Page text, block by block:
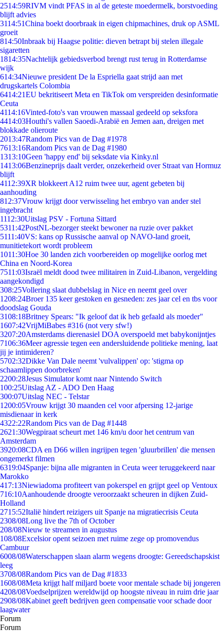
2514:59RIVM vindt PFAS in al de geteste moedermelk, borstvoeding
blijft advies
3114:51China boekt doorbraak in eigen chipmachines, druk op ASML
groeit
814:50Inbraak bij Haagse politie: dieven betrapt bij stelen illegale
sigaretten
1814:35Nachtelijk gebiedsverbod brengt rust terug in Rotterdamse
wijk
614:34Nieuwe president De la Espriella gaat strijd aan met
drugskartels Colombia
6414:21EU bekritiseert Meta en TikTok om verspreiden desinformatie
Ceuta
4114:16Vinted-foto's van vrouwen massaal gedeeld op seksfora
4414:03Houthi's vallen Saoedi-Arabië en Jemen aan, dreigen met
blokkade olieroute
2013:47Random Pics van de Dag #1978
7613:16Random Pics van de Dag #1980
1313:10Geen 'happy end' bij seksdate via Kinky.nl
1413:06Benzineprijs daalt verder, onzekerheid over Straat van Hormuz
blijft
4112:39XR blokkeert A12 ruim twee uur, agent gebeten bij
aanhouding
812:37Vrouw krijgt door verwisseling het embryo van ander stel
ingebracht
1112:30Uitslag PSV - Fortuna Sittard
5311:42PostNL-bezorger steekt bewoner na ruzie over pakket
5111:40VS: kans op Russische aanval op NAVO-land groeit,
munitietekort wordt probleem
1011:30Hoe 30 landen zich voorbereiden op mogelijke oorlog met
China en Noord-Korea
7511:03Israël meldt dood twee militairen in Zuid-Libanon, vergelding
aangekondigd
308:25Vollering slaat dubbelslag in Nice en neemt geel over
1208:24Broer 135 keer gestoken en gesneden: zes jaar cel en tbs voor
doodslag Gouda
3108:18Britney Spears: "Ik geloof dat ik heb gefaald als moeder"
1607:42VrijMiBabes #316 (not very sfw!)
3207:20Amsterdams dierenasiel DOA overspoeld met babykonijntjes
7106:36Meer agressie tegen een andersluidende politieke mening, laat
jij je intimideren?
5702:32Dikke Van Dale neemt 'vulvalippen' op: 'stigma op
schaamlippen doorbreken'
2200:28Jesus Simulator komt naar Nintendo Switch
100:25Uitslag AZ - ADO Den Haag
300:07Uitslag NEC - Telstar
1200:05Vrouw krijgt 30 maanden cel voor afpersing 12-jarige
misdienaar in kerk
4322:22Random Pics van de Dag #1448
2621:30Wegpiraat scheurt met 146 km/u door het centrum van
Amsterdam
3920:08CDA en D66 willen ingrijpen tegen 'gluurbrillen' die mensen
ongemerkt filmen
6319:04Spanje: bijna alle migranten in Ceuta weer teruggekeerd naar
Marokko
417:13Niewiadoma profiteert van pokerspel en grijpt geel op Ventoux
716:10Aanhoudende droogte veroorzaakt scheuren in dijken Zuid-
Holland
2715:52Italië hindert reizigers uit Spanje na migratiecrisis Ceuta
2308/08Long live the 7th of October
208/08Nieuw te streamen in augustus
108/08Excelsior opent seizoen met ruime zege op promovendus
Cambuur
6008/08Waterschappen slaan alarm wegens droogte: Gereedschapskist
leeg
3708/08Random Pics van de Dag #1833
1608/08Meta krijgt half miljard boete voor mentale schade bij jongeren
4208/08Voedselprijzen wereldwijd op hoogste niveau in ruim drie jaar
2908/08Kabinet geeft bedrijven geen compensatie voor schade door
laagwater
Forum
Forum